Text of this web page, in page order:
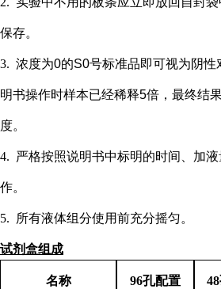
保存。
3. 浓度为0的S0号标准品即可视为阴
明书操作时样本已经稀释5倍，最终结
度。
4. 严格按照说明书中标明的时间、加
作。
5. 所有液体组分使用前充分摇匀。
试剂盒组成
名称 96孔配置